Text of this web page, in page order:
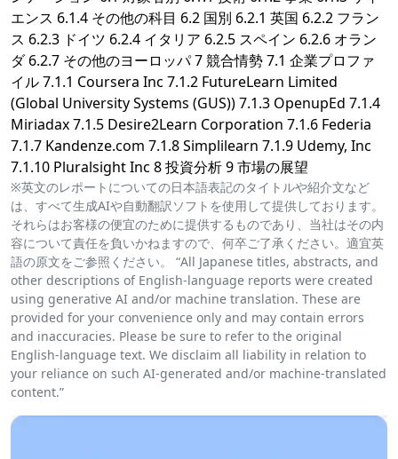
エンス 6.1.4 その他の科目 6.2 国別 6.2.1 英国 6.2.2 フラン
ス 6.2.3 ドイツ 6.2.4 イタリア 6.2.5 スペイン 6.2.6 オラン
ダ 6.2.7 その他のヨーロッパ 7 競合情勢 7.1 企業プロファ
イル 7.1.1 Coursera Inc 7.1.2 FutureLearn Limited
(Global University Systems (GUS)) 7.1.3 OpenupEd 7.1.4
Miriadax 7.1.5 Desire2Learn Corporation 7.1.6 Federia
7.1.7 Kandenze.com 7.1.8 Simplilearn 7.1.9 Udemy, Inc
7.1.10 Pluralsight Inc 8 投資分析 9 市場の展望
※英文のレポートについての日本語表記のタイトルや紹介文など
は、すべて生成AIや自動翻訳ソフトを使用して提供しております。
それらはお客様の便宜のために提供するものであり、当社はその内
容について責任を負いかねますので、何卒ご了承ください。適宜英
語の原文をご参照ください。 “All Japanese titles, abstracts, and
other descriptions of English-language reports were created
using generative AI and/or machine translation. These are
provided for your convenience only and may contain errors
and inaccuracies. Please be sure to refer to the original
English-language text. We disclaim all liability in relation to
your reliance on such AI-generated and/or machine-translated
content.”